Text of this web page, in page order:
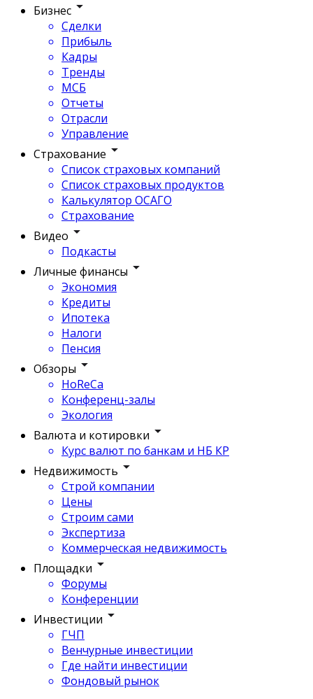
Бизнес
Сделки
Прибыль
Кадры
Тренды
МСБ
Отчеты
Отрасли
Управление
Страхование
Список страховых компаний
Список страховых продуктов
Калькулятор ОСАГО
Страхование
Видео
Подкасты
Личные финансы
Экономия
Кредиты
Ипотека
Налоги
Пенсия
Обзоры
HoReCa
Конференц-залы
Экология
Валюта и котировки
Курс валют по банкам и НБ КР
Недвижимость
Строй компании
Цены
Строим сами
Экспертиза
Коммерческая недвижимость
Площадки
Форумы
Конференции
Инвестиции
ГЧП
Венчурные инвестиции
Где найти инвестиции
Фондовый рынок